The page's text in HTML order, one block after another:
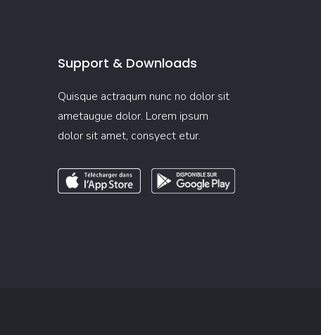
Support & Downloads
Quisque actraqum nunc no dolor sit
ametaugue dolor. Lorem ipsum
dolor sit amet, consyect etur.